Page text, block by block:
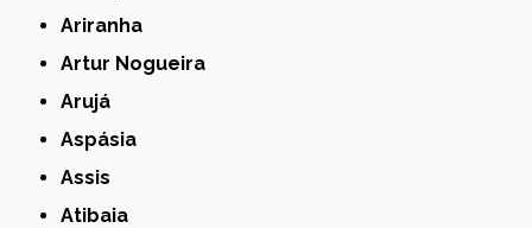
Ariranha
Artur Nogueira
Arujá
Aspásia
Assis
Atibaia